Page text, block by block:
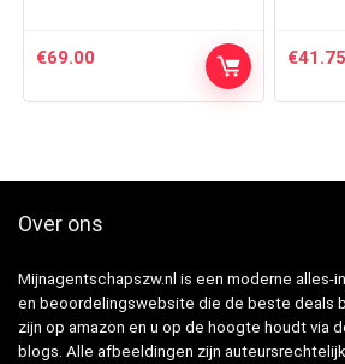
€69.00 €41.75
Over ons
Mijnagentschapszw.nl is een moderne alles-
en beoordelingswebsite die de beste deals
zijn op amazon en u op de hoogte houdt via
blogs. Alle afbeeldingen zijn